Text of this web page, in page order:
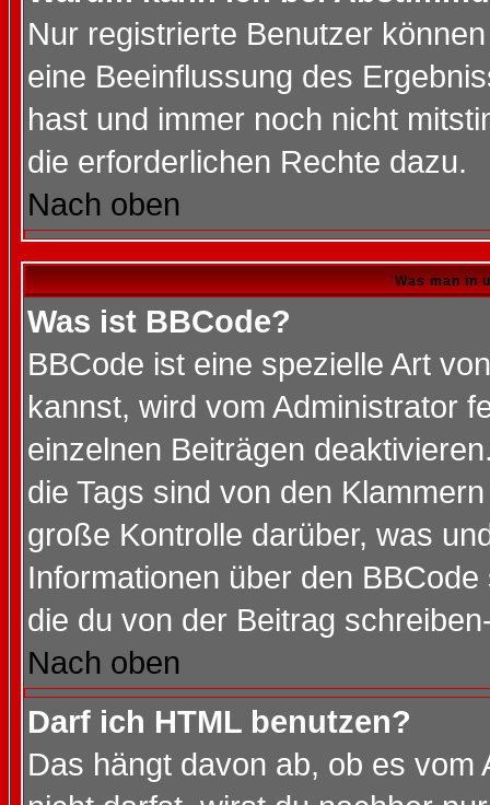
Nur registrierte Benutzer
eine Beeinflussung des
hast und immer noch nicht
die erforderlichen Rechte dazu.
Nach oben
Was man in
Was ist BBCode?
BBCode ist eine spezielle Art
kannst, wird vom Administrator
einzelnen Beiträgen
die Tags sind von den
große Kontrolle darüber, was
Informationen über den
die du von der Beitrag
Nach oben
Darf ich HTML benutzen?
Das hängt davon ab, ob es